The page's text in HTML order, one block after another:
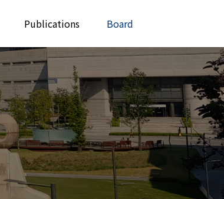
Publications Board